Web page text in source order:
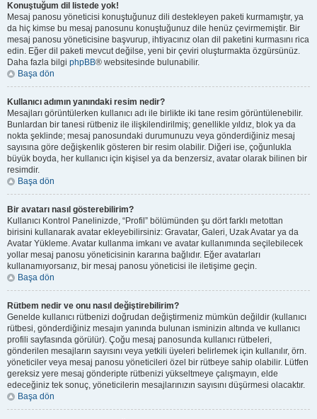
Konuştuğum dil listede yok!
Mesaj panosu yöneticisi konuştuğunuz dili destekleyen paketi kurmamıştır, ya
da hiç kimse bu mesaj panosunu konuştuğunuz dile henüz çevirmemiştir. Bir
mesaj panosu yöneticisine başvurup, ihtiyacınız olan dil paketini kurmasını rica
edin. Eğer dil paketi mevcut değilse, yeni bir çeviri oluşturmakta özgürsünüz.
Daha fazla bilgi phpBB® websitesinde bulunabilir.
Başa dön
Kullanıcı adımın yanındaki resim nedir?
Mesajları görüntülerken kullanıcı adı ile birlikte iki tane resim görüntülenebilir.
Bunlardan bir tanesi rütbeniz ile ilişkilendirilmiş; genellikle yıldız, blok ya da
nokta şeklinde; mesaj panosundaki durumunuzu veya gönderdiğiniz mesaj
sayısına göre değişkenlik gösteren bir resim olabilir. Diğeri ise, çoğunlukla
büyük boyda, her kullanıcı için kişisel ya da benzersiz, avatar olarak bilinen bir
resimdir.
Başa dön
Bir avatarı nasıl gösterebilirim?
Kullanıcı Kontrol Panelinizde, “Profil” bölümünden şu dört farklı metottan
birisini kullanarak avatar ekleyebilirsiniz: Gravatar, Galeri, Uzak Avatar ya da
Avatar Yükleme. Avatar kullanma imkanı ve avatar kullanımında seçilebilecek
yollar mesaj panosu yöneticisinin kararına bağlıdır. Eğer avatarları
kullanamıyorsanız, bir mesaj panosu yöneticisi ile iletişime geçin.
Başa dön
Rütbem nedir ve onu nasıl değiştirebilirim?
Genelde kullanıcı rütbenizi doğrudan değiştirmeniz mümkün değildir (kullanıcı
rütbesi, gönderdiğiniz mesajın yanında bulunan isminizin altında ve kullanıcı
profili sayfasında görülür). Çoğu mesaj panosunda kullanıcı rütbeleri,
gönderilen mesajların sayısını veya yetkili üyeleri belirlemek için kullanılır, örn.
yöneticiler veya mesaj panosu yöneticileri özel bir rütbeye sahip olabilir. Lütfen
gereksiz yere mesaj gönderipte rütbenizi yükseltmeye çalışmayın, elde
edeceğiniz tek sonuç, yöneticilerin mesajlarınızın sayısını düşürmesi olacaktır.
Başa dön